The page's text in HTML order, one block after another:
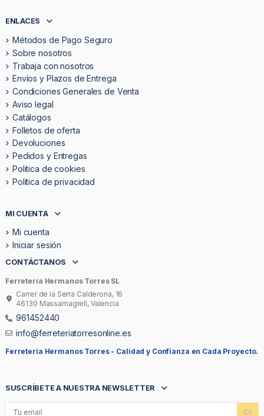
ENLACES
Métodos de Pago Seguro
Sobre nosotros
Trabaja con nosotros
Envíos y Plazos de Entrega
Condiciones Generales de Venta
Aviso legal
Catálogos
Folletos de oferta
Devoluciones
Pedidos y Entregas
Politica de cookies
Política de privacidad
MI CUENTA
Mi cuenta
Iniciar sesión
CONTÁCTANOS
Ferretería Hermanos Torres SL
Carrer de la Serra Calderona, 16
46130 Massamagrell, Valencia
961452440
info@ferreteriatorresonline.es
Ferretería Hermanos Torres - Calidad y Confianza en Cada Proyecto.
SUSCRÍBETE A NUESTRA NEWSLETTER